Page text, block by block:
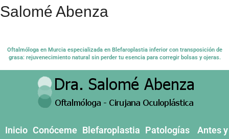
Salomé Abenza
Oftalmóloga en Murcia especializada en Blefaroplastia inferior con transposición de
grasa: rejuvenecimiento natural sin perder tu esencia para corregir bolsas y ojeras.
Inicio Conóceme Blefaroplastia Patologías Antes y